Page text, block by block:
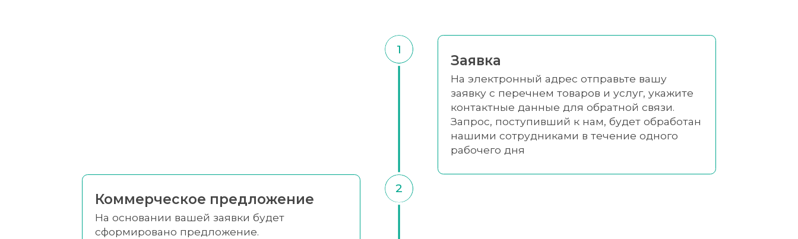
Заявка
На электронный адрес отправьте вашу
заявку с перечнем товаров и услуг, укажите
контактные данные для обратной связи.
Запрос, поступивший к нам, будет обработан
нашими сотрудниками в течение одного
рабочего дня
1
Коммерческое предложение
На основании вашей заявки будет
сформировано предложение.
2